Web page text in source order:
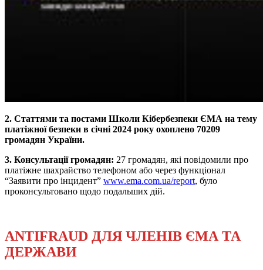
2. Статтями та постами Школи Кібербезпеки ЄМА на тему
платіжної безпеки в січні 2024 року охоплено 70209
громадян України.
3. Консультації громадян: 27 громадян, які повідомили про
платіжне шахрайство телефоном або через функціонал
“Заявити про інцидент” www.ema.com.ua/report, було
проконсультовано щодо подальших дій.
ANTIFRAUD ДЛЯ ЧЛЕНІВ ЄМА ТА
ДЕРЖАВИ